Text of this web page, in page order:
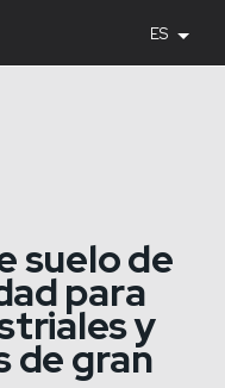
ES
suelo de
para
y
de gran